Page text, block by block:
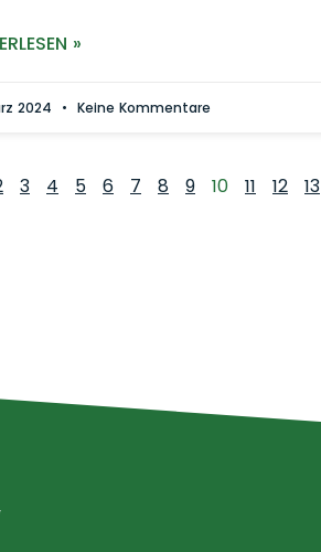
»
2024 Keine Kommentare
3 4 5 6 7 8 9 10 11 12 13